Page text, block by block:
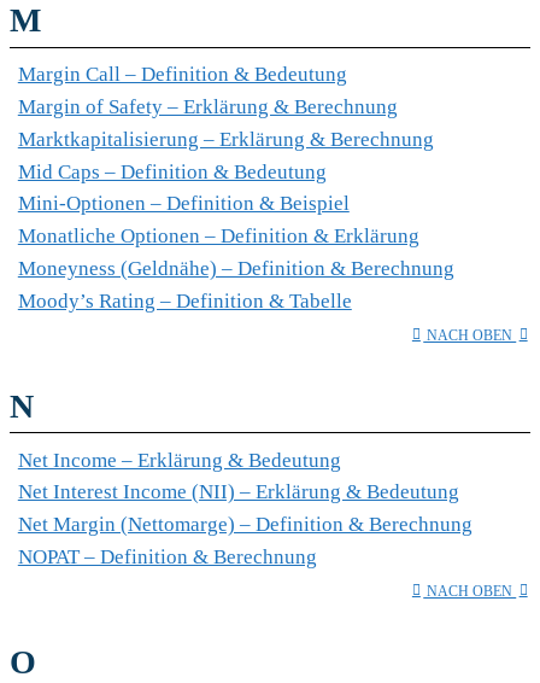
M
Margin Call – Definition & Bedeutung
Margin of Safety – Erklärung & Berechnung
Marktkapitalisierung – Erklärung & Berechnung
Mid Caps – Definition & Bedeutung
Mini-Optionen – Definition & Beispiel
Monatliche Optionen – Definition & Erklärung
Moneyness (Geldnähe) – Definition & Berechnung
Moody’s Rating – Definition & Tabelle
NACH OBEN
N
Net Income – Erklärung & Bedeutung
Net Interest Income (NII) – Erklärung & Bedeutung
Net Margin (Nettomarge) – Definition & Berechnung
NOPAT – Definition & Berechnung
NACH OBEN
O